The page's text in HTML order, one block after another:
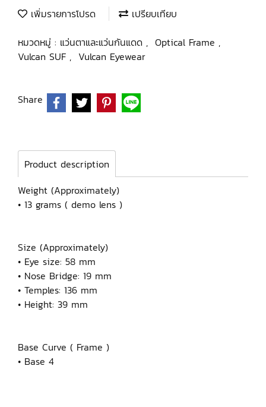
เพิ่มรายการโปรด
เปรียบเทียบ
หมวดหมู่ : แว่นตาและแว่นกันแดด , Optical Frame ,
Vulcan SUF , Vulcan Eyewear
Share
Product description
Weight (Approximately)
• 13 grams ( demo lens )
Size (Approximately)
• Eye size: 58 mm
• Nose Bridge: 19 mm
• Temples: 136 mm
• Height: 39 mm
Base Curve ( Frame )
• Base 4